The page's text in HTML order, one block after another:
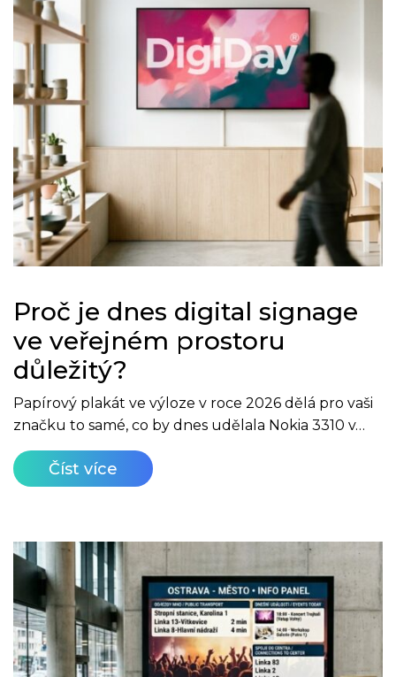
Proč je dnes digital signage
ve veřejném prostoru
důležitý?
Papírový plakát ve výloze v roce 2026 dělá pro vaši
značku to samé, co by dnes udělala Nokia 3310 v…
Číst více